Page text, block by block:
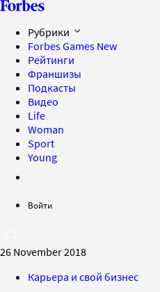
Рубрики
Forbes Games New
Рейтинги
Франшизы
Подкасты
Видео
Life
Woman
Sport
Young
Войти
26 November 2018
Карьера и свой бизнес